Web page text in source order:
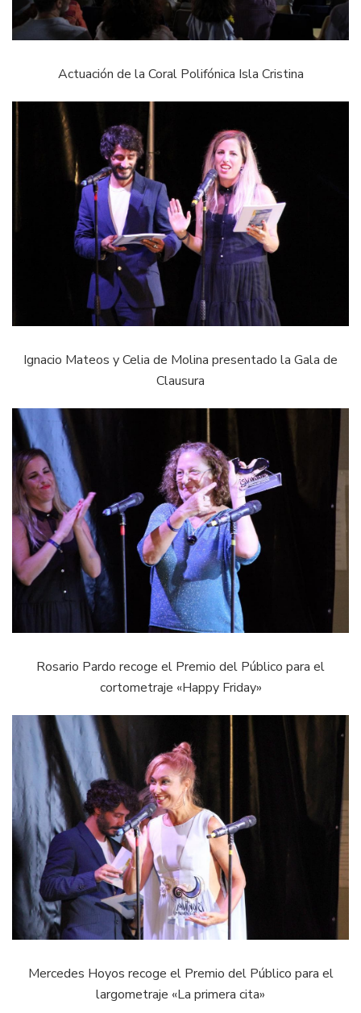
Actuación de la Coral Polifónica Isla Cristina
Ignacio Mateos y Celia de Molina presentado la Gala de
Clausura
Rosario Pardo recoge el Premio del Público para el
cortometraje «Happy Friday»
Mercedes Hoyos recoge el Premio del Público para el
largometraje «La primera cita»